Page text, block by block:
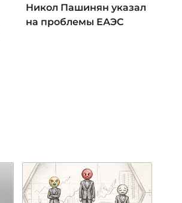
Никол Пашинян указал
на проблемы ЕАЭС